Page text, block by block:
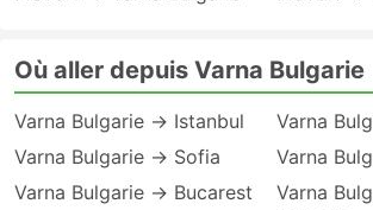
Où aller depuis Varna Bulgarie
Varna Bulgarie → Istanbul
Varna Bulgarie → Sofia
Varna Bulgarie → Bucarest
Varna
Varna
Varna